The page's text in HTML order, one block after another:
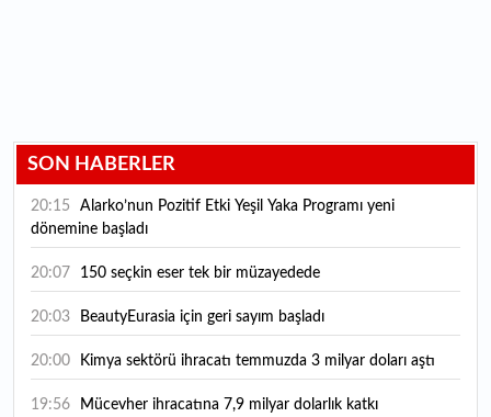
SON HABERLER
20:15
dönemine başladı
20:07 150 seçkin eser tek bir müzayedede
20:03 BeautyEurasia için geri sayım başladı
20:00 Kimya sektörü ihracatı temmuzda 3 milyar doları aştı
19:56 Mücevher ihracatına 7,9 milyar dolarlık katkı